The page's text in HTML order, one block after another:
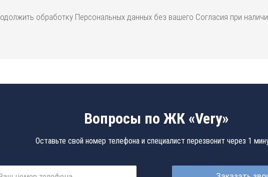
обработку Персональных данных без вашего Согласия при
Вопросы по ЖК «Very»
Оставьте свой номер телефона и специалист перезвонит через 1